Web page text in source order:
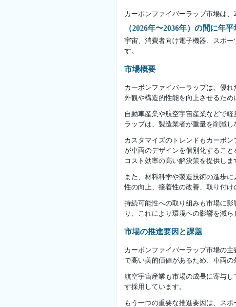
カーボンファイバーラップ市場は、
（2026年〜2036年）の間に年
宇宙、消費者向け電子機器、スポ
す。
市場概要
カーボンファイバーラップは、優
外観や構造的性能を向上させるた
自動車産業や航空宇宙産業などで
ラップは、製造業者が重量を削減
カスタマイズのトレンドもカーボ
が車両のデザインを個別化するこ
コスト効率の高い解決策を提供しま
また、材料科学や製造技術の進歩
性の向上、接着性の改善、取り付け
持続可能性への取り組みも市場に
り、これにより環境への影響を減
市場の推進要因と課題
カーボンファイバーラップ市場の
で高い美的価値があるため、車両
航空宇宙産業も市場の成長に寄与
す採用しています。
もう一つの重要な推進要因は、ス